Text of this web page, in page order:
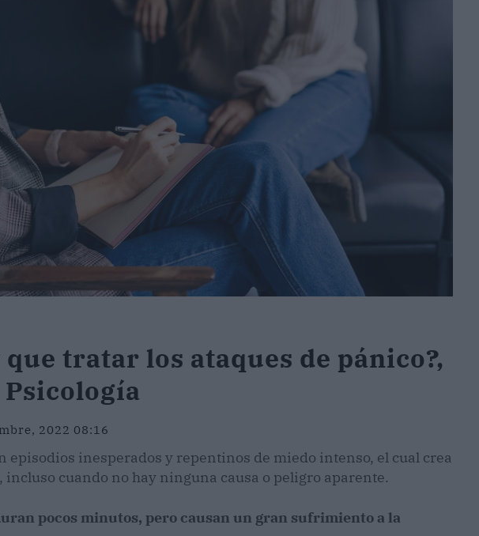
tratar los ataques de pánico?,
2022 08:16
episodios inesperados y repentinos de miedo intenso, el cual crea
incluso cuando no hay ninguna causa o peligro aparente.
pocos minutos, pero causan un gran sufrimiento a la